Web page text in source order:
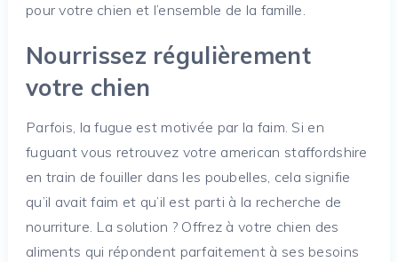
pour votre chien et l’ensemble de la famille.
Nourrissez régulièrement
votre chien
Parfois, la fugue est motivée par la faim. Si en
fuguant vous retrouvez votre american staffordshire
en train de fouiller dans les poubelles, cela signifie
qu’il avait faim et qu’il est parti à la recherche de
nourriture. La solution ? Offrez à votre chien des
aliments qui répondent parfaitement à ses besoins